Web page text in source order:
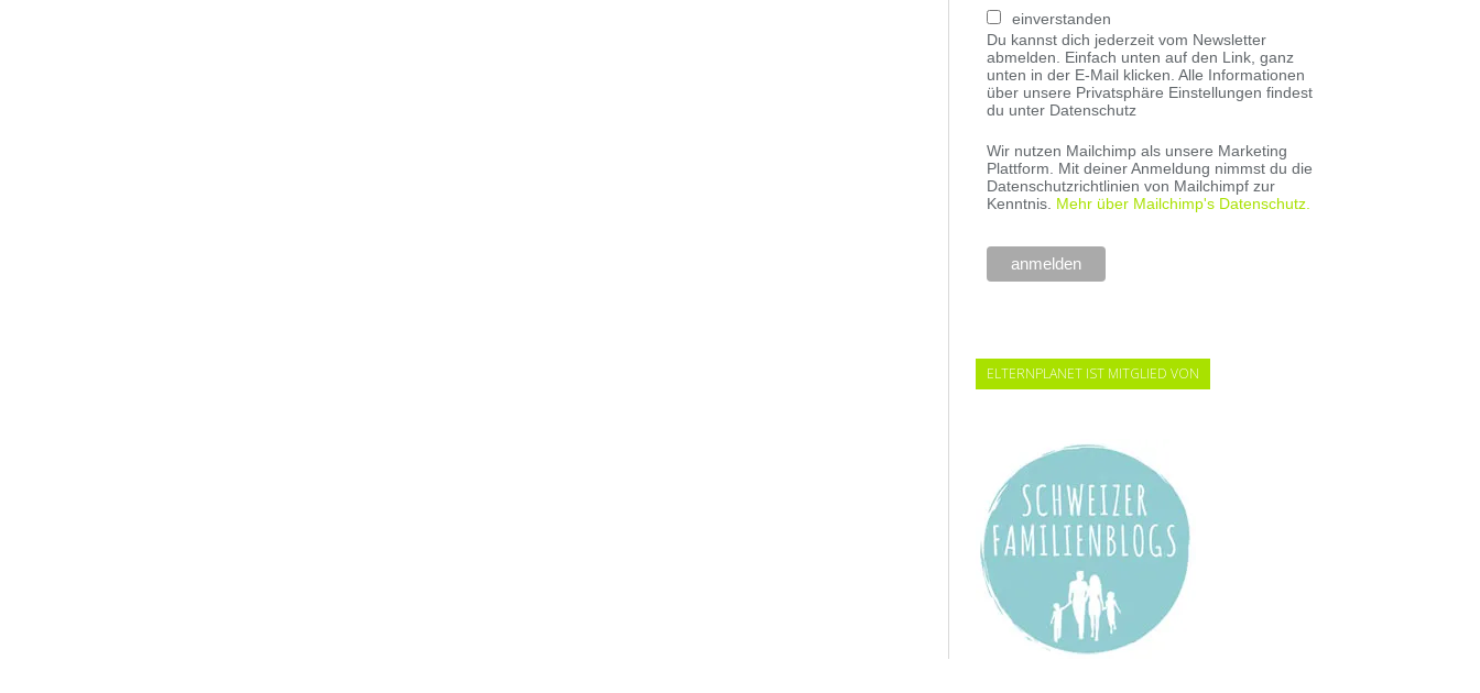
einverstanden
Du kannst dich jederzeit vom Newsletter
abmelden. Einfach unten auf den Link, ganz
unten in der E-Mail klicken. Alle Informationen
über unsere Privatsphäre Einstellungen findest
du unter Datenschutz
Wir nutzen Mailchimp als unsere Marketing
Plattform. Mit deiner Anmeldung nimmst du die
Datenschutzrichtlinien von Mailchimpf zur
Kenntnis. Mehr über Mailchimp's Datenschutz.
ELTERNPLANET IST MITGLIED VON